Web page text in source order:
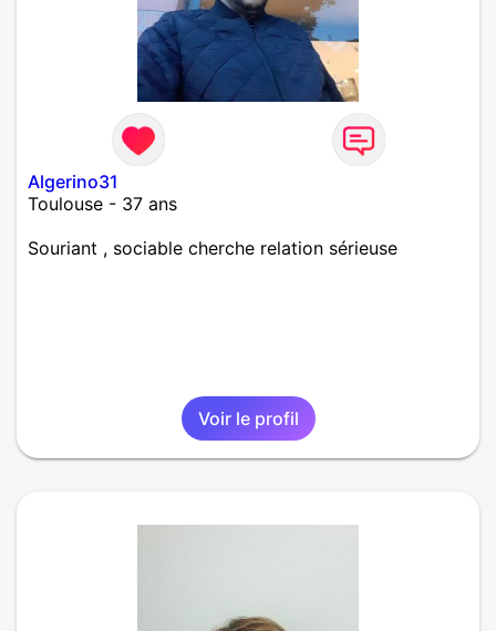
Algerino31
Toulouse - 37 ans
Souriant , sociable cherche relation sérieuse
Voir le profil